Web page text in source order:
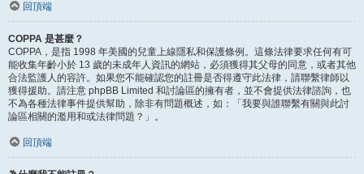
回頂端
COPPA 是甚麼？
COPPA，是指 1998 年美國的兒童上線隱私和保護條例。這條法律要求任何有可
能收集年齡小於 13 歲的未成年人資訊的網站，必須獲得其父母的同意，或者其他
合法監護人的容許。如果您不能確認您的註冊是否得遵守此法律，請聯繫律師以
獲得援助。請注意 phpBB Limited 和討論區的擁有者，並不會提供法律諮詢，也
不為各種法律事件提供幫助，除非有問題概述，如：「我要與誰聯繫有關與此討
論區相關的濫用和或法律問題？」。
回頂端